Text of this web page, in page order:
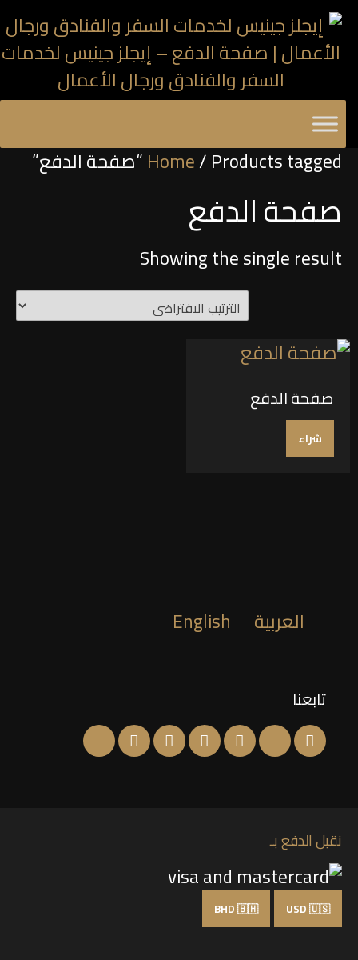
Home/ Products tagged “صفحة الدفع”
صفحة الدفع
Showing the single result
صفحة الدفع
شراء
العربية English
تابعنا
نقبل الدفع بـ
USD 🇺🇸
BHD 🇧🇭